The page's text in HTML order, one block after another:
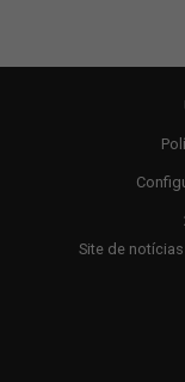
Site de